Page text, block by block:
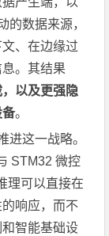
的数据来源，
、在边缘过
。其结果
以及更强隐
备。
进这一战略。
STM32 微控
理可以直接在
响应，而不
智能基础设